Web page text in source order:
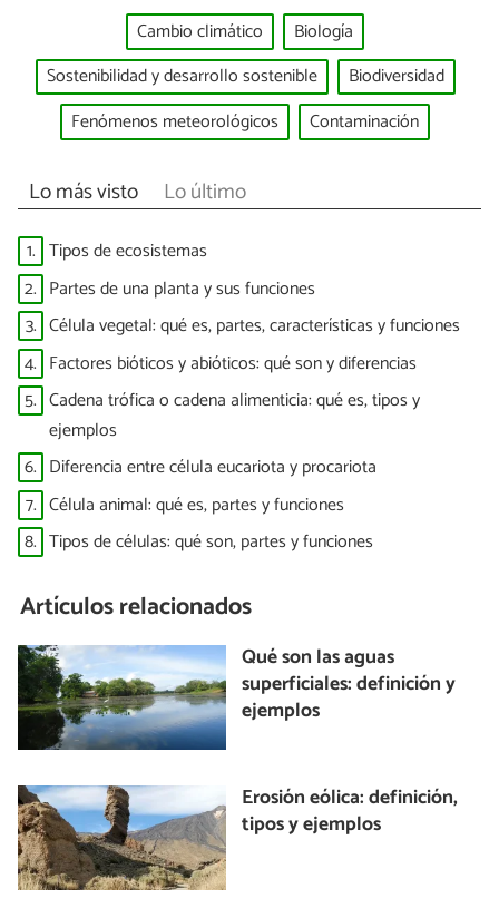
Cambio climático
Biología
Sostenibilidad y desarrollo sostenible
Biodiversidad
Fenómenos meteorológicos
Contaminación
Lo más visto Lo último
1. Tipos de ecosistemas
2. Partes de una planta y sus funciones
3. Célula vegetal: qué es, partes, características y funciones
4. Factores bióticos y abióticos: qué son y diferencias
5. Cadena trófica o cadena alimenticia: qué es, tipos y
ejemplos
6. Diferencia entre célula eucariota y procariota
7. Célula animal: qué es, partes y funciones
8. Tipos de células: qué son, partes y funciones
Artículos relacionados
Qué son las aguas
superficiales: definición y
ejemplos
Erosión eólica: definición,
tipos y ejemplos